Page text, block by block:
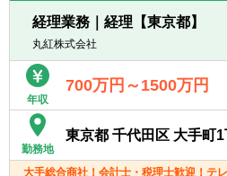
ジェクトの企画
▽また、下記能
たします。
■事業会社の海外
■BIツールやSQL
分析を活用した
■GRCツールの
ら把握し、パー
業価値を向上さ
■日々変化する環
開拓からデリバ
活躍したいとい
持ちの方を募集
ラウンドも異な
経理業務｜経理【東京都】
丸紅株式会社
年収
700万円～1500万円
勤務地
東京都 千代田区 大手町
大手総合商社！会計士・税理士歓迎！テ